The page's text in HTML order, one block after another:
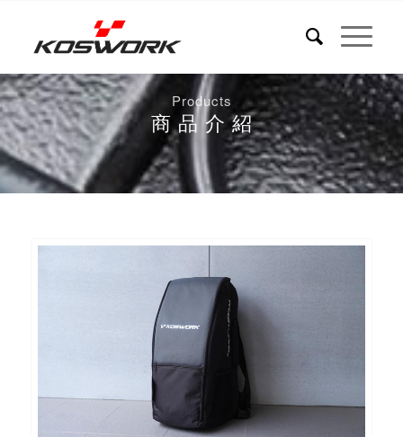
Products
商 品 介 紹